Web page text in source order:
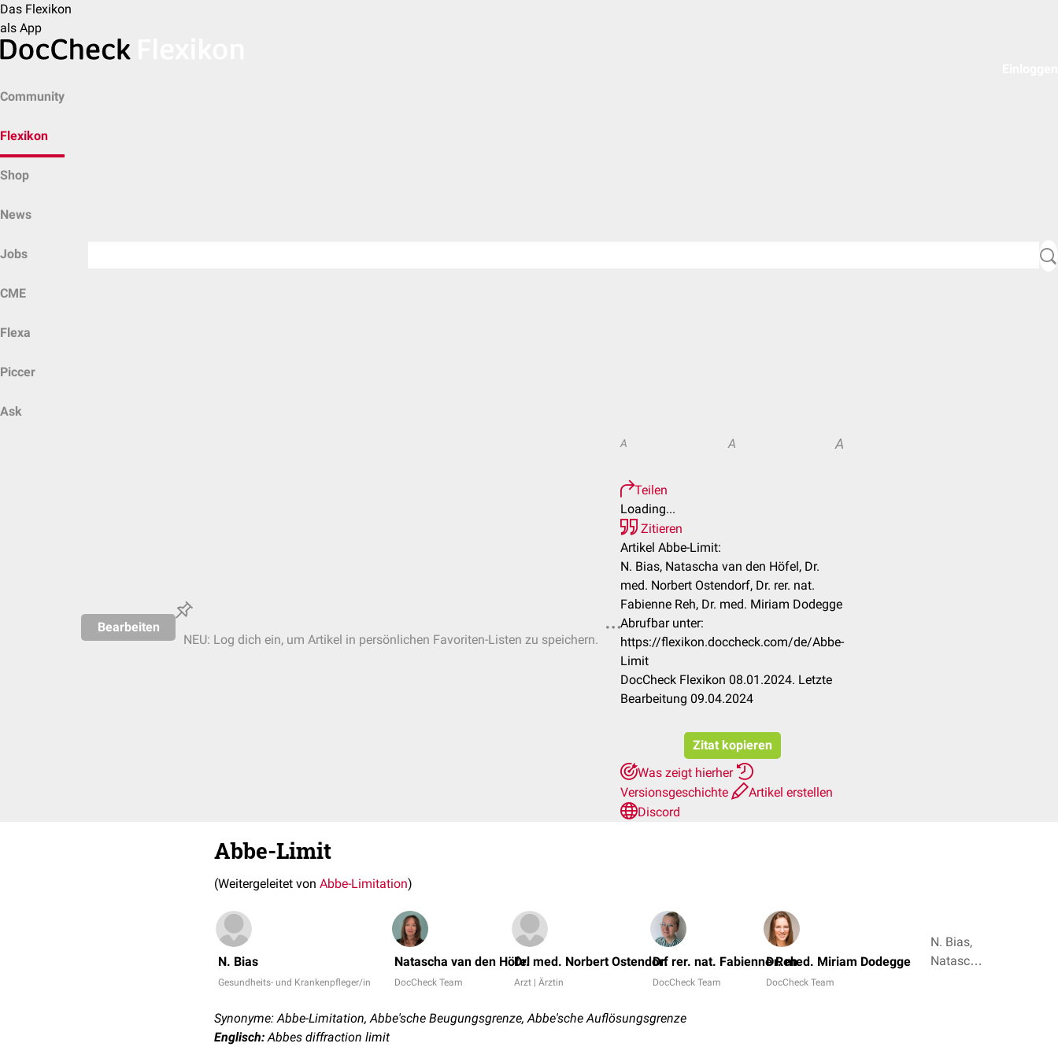
Das Flexikon
als App
Community
Flexikon
Shop
News
Jobs
CME
Flexa
Piccer
Ask
Bearbeiten
NEU: Log dich ein, um Artikel in persönlichen Favoriten-Listen zu speichern.
A A A
Teilen
Loading...
Zitieren
Artikel Abbe-Limit:
N. Bias, Natascha van den Höfel, Dr.
med. Norbert Ostendorf, Dr. rer. nat.
Fabienne Reh, Dr. med. Miriam Dodegge
Abrufbar unter:
https://flexikon.doccheck.com/de/Abbe-
Limit
DocCheck Flexikon 08.01.2024. Letzte
Bearbeitung 09.04.2024
Zitat kopieren
Was zeigt hierher
Versionsgeschichte
Artikel erstellen
Discord
Abbe-Limit
(Weitergeleitet von Abbe-Limitation)
N. Bias
Gesundheits- und Krankenpfleger/in
Natascha van den Höfel
DocCheck Team
Dr. med. Norbert Ostendorf
Arzt | Ärztin
Dr. rer. nat. Fabienne Reh
DocCheck Team
Dr. med. Miriam Dodegge
DocCheck Team
N. Bias,
Natascha
Synonyme: Abbe-Limitation, Abbe'sche Beugungsgrenze, Abbe'sche Auflösungsgrenze
Englisch:Abbes diffraction limit